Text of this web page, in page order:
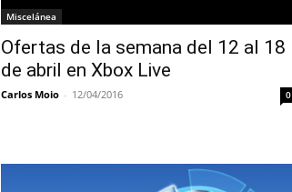
Miscelánea
Ofertas de la semana del 12 al 18
de abril en Xbox Live
Carlos Moio - 12/04/2016 0